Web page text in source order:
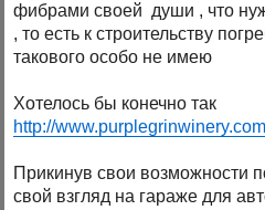
фибрами своей души , что
, то есть к строительству
такового особо не имею
Хотелось бы конечно так
http://
Прикинув свои возможности
свой взгляд на гараже для